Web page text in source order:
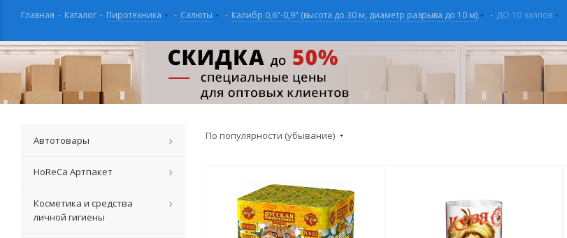
Главная - Каталог - Пиротехника - Салюты - Калибр 0,6"-0,9" (высота до 30 м, диаметр разрыва до 10 м) - ДО 10 залпов
По популярности (убывание)
Автотовары
HoReCa Артпакет
Косметика и средства
личной гигиены